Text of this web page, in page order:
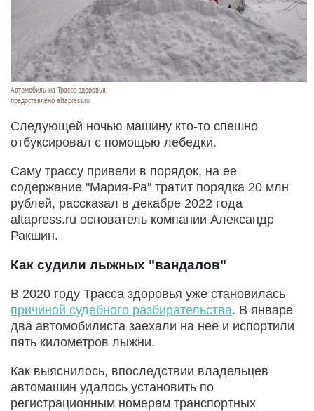
Автомобиль на Трассе здоровья.
предоставлено altapress.ru
Следующей ночью машину кто-то спешно
отбуксировал с помощью лебедки.
Саму трассу привели в порядок, на ее
содержание "Мария-Ра" тратит порядка 20 млн
рублей, рассказал в декабре 2022 года
altapress.ru основатель компании Александр
Ракшин.
Как судили лыжных "вандалов"
В 2020 году Трасса здоровья уже становилась
причиной судебного разбирательства. В январе
два автомобилиста заехали на нее и испортили
пять километров лыжни.
Как выяснилось, впоследствии владельцев
автомашин удалось установить по
регистрационным номерам транспортных